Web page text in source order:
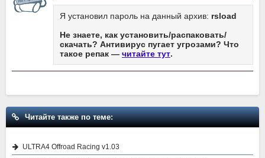
Я установил пароль на данный архив: rsload
Не знаете, как установить/распаковать/
скачать? Антивирус пугает угрозами? Что
такое репак — читайте тут.
Читайте также по теме:
ULTRA4 Offroad Racing v1.03